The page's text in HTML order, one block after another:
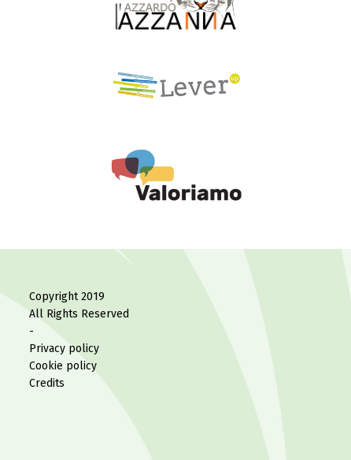
Copyright 2019
All Rights Reserved
-
Privacy policy
Cookie policy
Credits